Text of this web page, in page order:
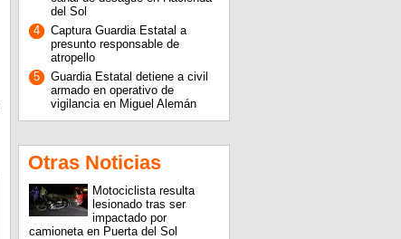
del Sol
4
Captura Guardia Estatal a
presunto responsable de
atropello
5
Guardia Estatal detiene a civil
armado en operativo de
vigilancia en Miguel Alemán
Otras Noticias
Motociclista resulta
lesionado tras ser
impactado por
camioneta en Puerta del Sol